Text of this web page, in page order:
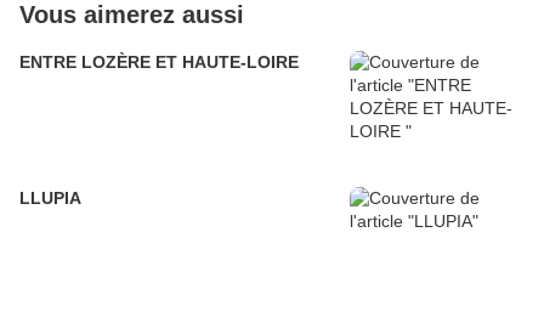
Vous aimerez aussi
ENTRE LOZÈRE ET HAUTE-LOIRE
LLUPIA